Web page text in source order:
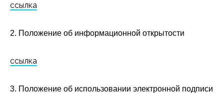
ссылка
2. Положение об информационной открытости
ссылка
3. Положение об использовании электронной подписи